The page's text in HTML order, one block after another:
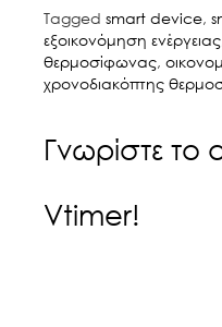
Tagged smart device,
εξοικονόμηση ενέργειας
θερμοσίφωνας,
χρονοδιακόπτης
Γνωρίστε το
Vtimer!